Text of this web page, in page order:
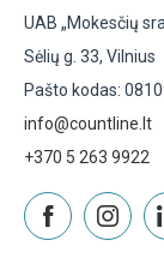
UAB „Mokesčių
Sėlių g. 33, Vilnius
Pašto kodas:
info@countline.lt
+370 5 263 9922